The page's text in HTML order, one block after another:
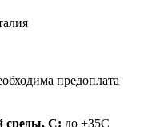
предоплата
среды, С: до +35С